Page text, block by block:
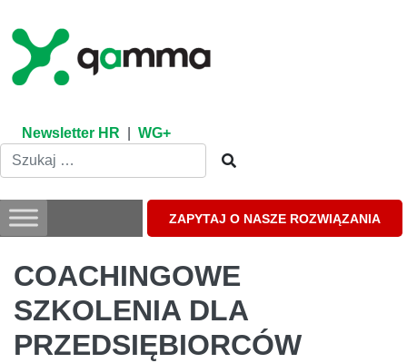
content
Newsletter HR WG+
ZAPYTAJ O NASZE ROZWIĄZANIA
COACHINGOWE
SZKOLENIA DLA
PRZEDSIĘBIORCÓW